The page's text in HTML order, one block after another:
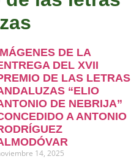
DE LA
DEL XVII
DE LAS LETRAS
“ELIO
DE NEBRIJA”
A ANTONIO
14, 2025